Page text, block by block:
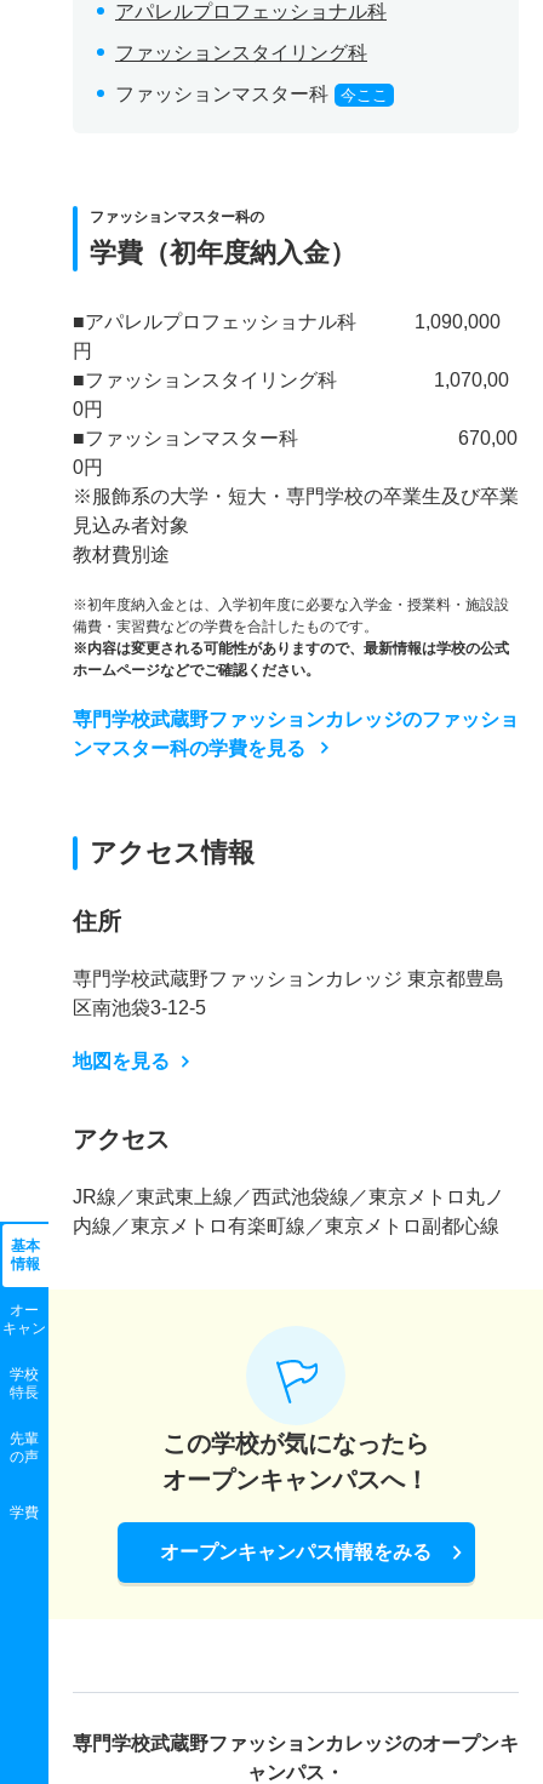
基本
情報
オー
キャン
学校
特長
先輩
の声
学費
アパレルプロフェッショナル科
ファッションスタイリング科
ファッションマスター科
今ここ
ファッションマスター科の
学費（初年度納入金）
■アパレルプロフェッショナル科 1,090,000
円
■ファッションスタイリング科 1,070,00
0円
■ファッションマスター科 670,00
0円
※服飾系の大学・短大・専門学校の卒業生及び卒業
見込み者対象
教材費別途
※初年度納入金とは、入学初年度に必要な入学金・授業料・施設設
備費・実習費などの学費を合計したものです。
※内容は変更される可能性がありますので、最新情報は学校の公式
ホームページなどでご確認ください。
専門学校武蔵野ファッションカレッジのファッショ
ンマスター科の学費を見る
アクセス情報
住所
専門学校武蔵野ファッションカレッジ 東京都豊島
区南池袋3-12-5
地図を見る
アクセス
JR線／東武東上線／西武池袋線／東京メトロ丸ノ
内線／東京メトロ有楽町線／東京メトロ副都心線
この学校が気になったら
オープンキャンパスへ！
オープンキャンパス情報をみる
専門学校武蔵野ファッションカレッジのオープンキ
ャンパス・